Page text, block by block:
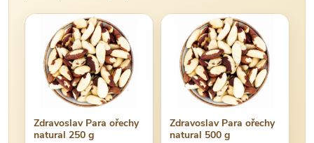
Zdravoslav Para ořechy
natural 250 g
Zdravoslav Para ořechy
natural 500 g